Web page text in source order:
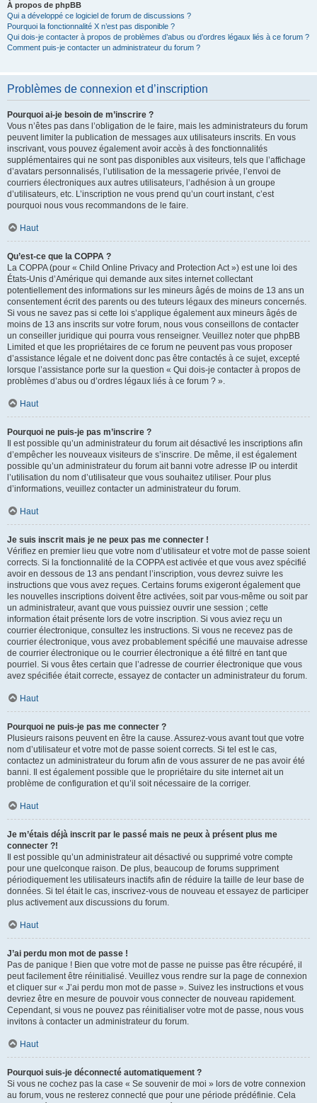
À propos de phpBB
Qui a développé ce logiciel de forum de discussions ?
Pourquoi la fonctionnalité X n’est pas disponible ?
Qui dois-je contacter à propos de problèmes d’abus ou d’ordres légaux liés à ce forum ?
Comment puis-je contacter un administrateur du forum ?
Problèmes de connexion et d’inscription
Pourquoi ai-je besoin de m’inscrire ?
Vous n’êtes pas dans l’obligation de le faire, mais les administrateurs du forum
peuvent limiter la publication de messages aux utilisateurs inscrits. En vous
inscrivant, vous pouvez également avoir accès à des fonctionnalités
supplémentaires qui ne sont pas disponibles aux visiteurs, tels que l’affichage
d’avatars personnalisés, l’utilisation de la messagerie privée, l’envoi de
courriers électroniques aux autres utilisateurs, l’adhésion à un groupe
d’utilisateurs, etc. L’inscription ne vous prend qu’un court instant, c’est
pourquoi nous vous recommandons de le faire.
Haut
Qu’est-ce que la COPPA ?
La COPPA (pour « Child Online Privacy and Protection Act ») est une loi des
États-Unis d’Amérique qui demande aux sites internet collectant
potentiellement des informations sur les mineurs âgés de moins de 13 ans un
consentement écrit des parents ou des tuteurs légaux des mineurs concernés.
Si vous ne savez pas si cette loi s’applique également aux mineurs âgés de
moins de 13 ans inscrits sur votre forum, nous vous conseillons de contacter
un conseiller juridique qui pourra vous renseigner. Veuillez noter que phpBB
Limited et que les propriétaires de ce forum ne peuvent pas vous proposer
d’assistance légale et ne doivent donc pas être contactés à ce sujet, excepté
lorsque l’assistance porte sur la question « Qui dois-je contacter à propos de
problèmes d’abus ou d’ordres légaux liés à ce forum ? ».
Haut
Pourquoi ne puis-je pas m’inscrire ?
Il est possible qu’un administrateur du forum ait désactivé les inscriptions afin
d’empêcher les nouveaux visiteurs de s’inscrire. De même, il est également
possible qu’un administrateur du forum ait banni votre adresse IP ou interdit
l’utilisation du nom d’utilisateur que vous souhaitez utiliser. Pour plus
d’informations, veuillez contacter un administrateur du forum.
Haut
Je suis inscrit mais je ne peux pas me connecter !
Vérifiez en premier lieu que votre nom d’utilisateur et votre mot de passe soient
corrects. Si la fonctionnalité de la COPPA est activée et que vous avez spécifié
avoir en dessous de 13 ans pendant l’inscription, vous devrez suivre les
instructions que vous avez reçues. Certains forums exigeront également que
les nouvelles inscriptions doivent être activées, soit par vous-même ou soit par
un administrateur, avant que vous puissiez ouvrir une session ; cette
information était présente lors de votre inscription. Si vous aviez reçu un
courrier électronique, consultez les instructions. Si vous ne recevez pas de
courrier électronique, vous avez probablement spécifié une mauvaise adresse
de courrier électronique ou le courrier électronique a été filtré en tant que
pourriel. Si vous êtes certain que l’adresse de courrier électronique que vous
avez spécifiée était correcte, essayez de contacter un administrateur du forum.
Haut
Pourquoi ne puis-je pas me connecter ?
Plusieurs raisons peuvent en être la cause. Assurez-vous avant tout que votre
nom d’utilisateur et votre mot de passe soient corrects. Si tel est le cas,
contactez un administrateur du forum afin de vous assurer de ne pas avoir été
banni. Il est également possible que le propriétaire du site internet ait un
problème de configuration et qu’il soit nécessaire de la corriger.
Haut
Je m’étais déjà inscrit par le passé mais ne peux à présent plus me
connecter ?!
Il est possible qu’un administrateur ait désactivé ou supprimé votre compte
pour une quelconque raison. De plus, beaucoup de forums suppriment
périodiquement les utilisateurs inactifs afin de réduire la taille de leur base de
données. Si tel était le cas, inscrivez-vous de nouveau et essayez de participer
plus activement aux discussions du forum.
Haut
J’ai perdu mon mot de passe !
Pas de panique ! Bien que votre mot de passe ne puisse pas être récupéré, il
peut facilement être réinitialisé. Veuillez vous rendre sur la page de connexion
et cliquer sur « J’ai perdu mon mot de passe ». Suivez les instructions et vous
devriez être en mesure de pouvoir vous connecter de nouveau rapidement.
Cependant, si vous ne pouvez pas réinitialiser votre mot de passe, nous vous
invitons à contacter un administrateur du forum.
Haut
Pourquoi suis-je déconnecté automatiquement ?
Si vous ne cochez pas la case « Se souvenir de moi » lors de votre connexion
au forum, vous ne resterez connecté que pour une période prédéfinie. Cela